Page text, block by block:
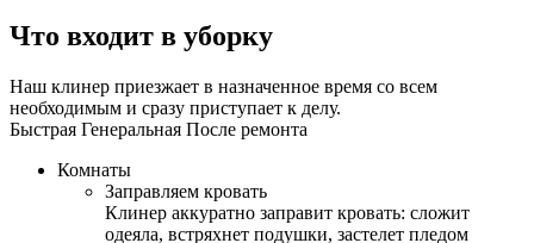
Что входит в уборку
Наш клинер приезжает в назначенное время со всем
необходимым и сразу приступает к делу.
Быстрая Генеральная После ремонта
Комнаты
Заправляем кровать
Клинер аккуратно заправит кровать: сложит
одеяла, встряхнет подушки, застелет пледом